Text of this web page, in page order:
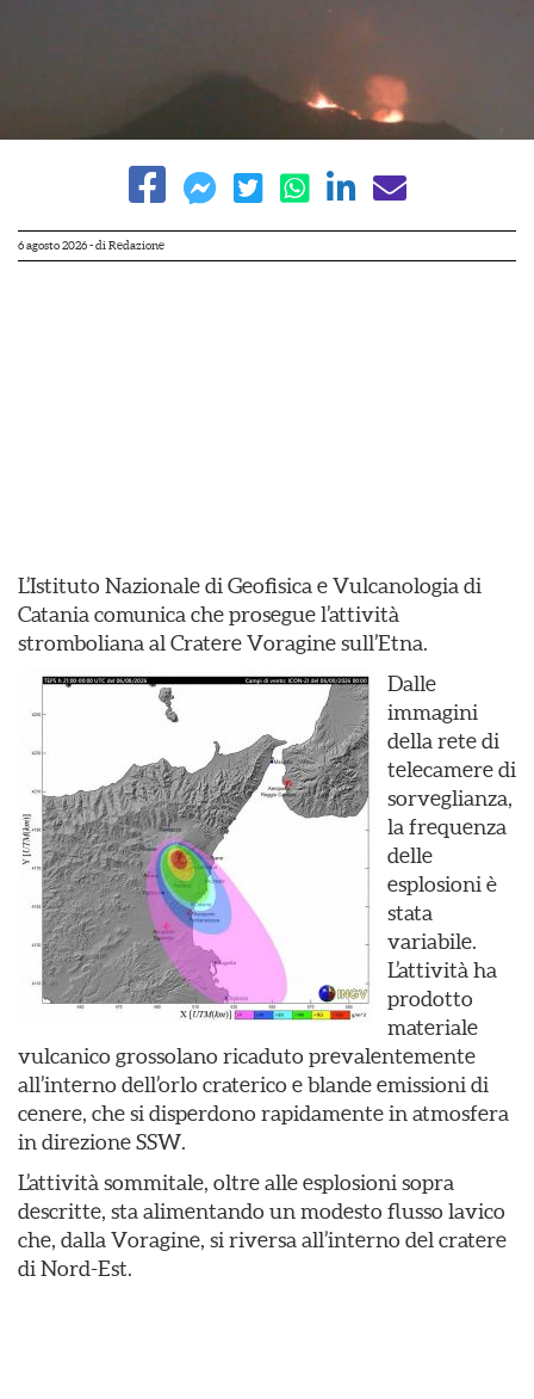
6 agosto 2026- di Redazione
L’Istituto Nazionale di Geofisica e Vulcanologia di
Catania comunica che prosegue l’attività
stromboliana al Cratere Voragine sull’Etna.
Dalle
immagini
della rete di
telecamere di
sorveglianza,
la frequenza
delle
esplosioni è
stata
variabile.
L’attività ha
prodotto
materiale
vulcanico grossolano ricaduto prevalentemente
all’interno dell’orlo craterico e blande emissioni di
cenere, che si disperdono rapidamente in atmosfera
in direzione SSW.
L’attività sommitale, oltre alle esplosioni sopra
descritte, sta alimentando un modesto flusso lavico
che, dalla Voragine, si riversa all’interno del cratere
di Nord-Est.